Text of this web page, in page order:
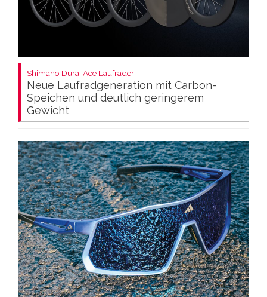
Shimano Dura-Ace Laufräder:
Neue Laufradgeneration mit Carbon-
Speichen und deutlich geringerem
Gewicht